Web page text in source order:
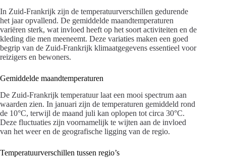
In Zuid-Frankrijk zijn de temperatuurverschillen gedurende
het jaar opvallend. De gemiddelde maandtemperaturen
variëren sterk, wat invloed heeft op het soort activiteiten en de
kleding die men meeneemt. Deze variaties maken een goed
begrip van de Zuid-Frankrijk klimaatgegevens essentieel voor
reizigers en bewoners.
Gemiddelde maandtemperaturen
De Zuid-Frankrijk temperatuur laat een mooi spectrum aan
waarden zien. In januari zijn de temperaturen gemiddeld rond
de 10°C, terwijl de maand juli kan oplopen tot circa 30°C.
Deze fluctuaties zijn voornamelijk te wijten aan de invloed
van het weer en de geografische ligging van de regio.
Temperatuurverschillen tussen regio’s